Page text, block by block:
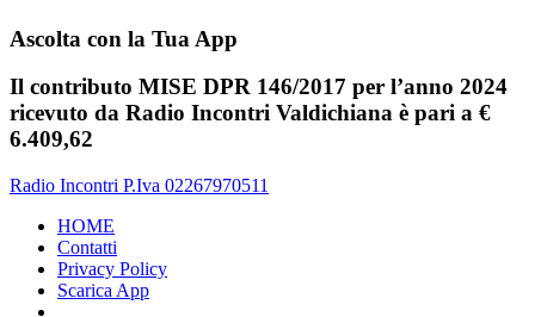
Ascolta con la Tua App
Il contributo MISE DPR 146/2017 per l’anno 2024
ricevuto da Radio Incontri Valdichiana è pari a €
6.409,62
Radio Incontri P.Iva 02267970511
HOME
Contatti
Privacy Policy
Scarica App